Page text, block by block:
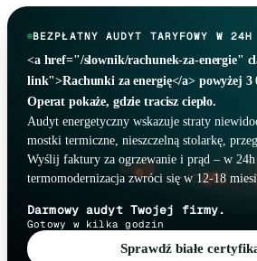
BEZPŁATNY AUDYT TARYFOWY W 24H
<a href="/slownik/rachunek-za-energie"
link">Rachunki za energię</a> powyżej 3
Operat pokaże, gdzie tracisz ciepło.
Audyt energetyczny wskazuje straty
mostki termiczne, nieszczelną stolarkę,
Wyślij faktury za ogrzewanie i prąd – w
termomodernizacja zwróci się w 12-18
Sprawdź białe
Darmowy audyt Twojej firmy.
Gotowy w kilka godzin